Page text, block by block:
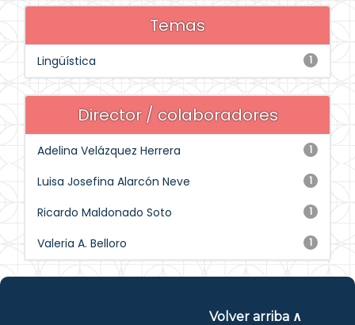
Temas
1
Lingüística
Director / colaboradores
1
Adelina Velázquez Herrera
1
Luisa Josefina Alarcón Neve
1
Ricardo Maldonado Soto
1
Valeria A. Belloro
Volver arriba ∧